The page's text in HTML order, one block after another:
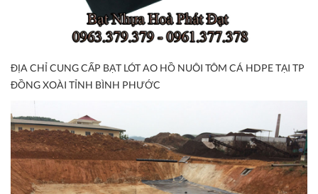
ĐỊA CHỈ CUNG CẤP BẠT LÓT AO HỒ NUÔI TÔM CÁ HDPE TẠI TP
ĐỒNG XOÀI TỈNH BÌNH PHƯỚC